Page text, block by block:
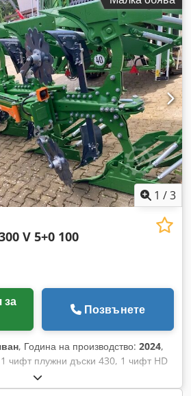
ролкова и / паркингова стойка,
сензор за наклон за
бр. EasyCheck- Csdpot A Tzwofx Ab
1 /3
V 5+0 100
Позвънете
, Година на производство: 2024,
чифт плужни дъски 430, 1 чифт HD
/ стебло за предплужник за рамка с
защита от претоварване,